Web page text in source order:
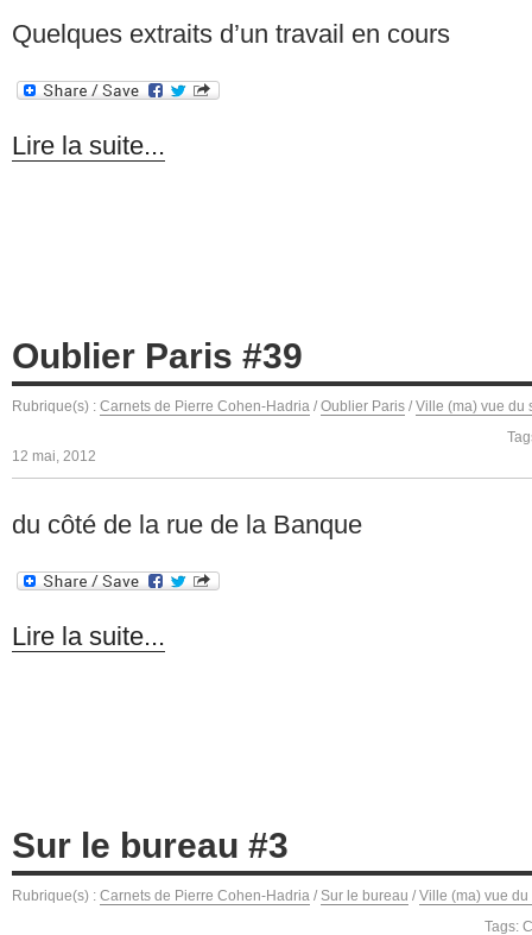
Quelques extraits d’un travail en cours
Lire la suite...
Oublier Paris #39
Rubrique(s) : Carnets de Pierre Cohen-Hadria / Oublier Paris / Ville (ma) vue du
12 mai, 2012
du côté de la rue de la Banque
Lire la suite...
Sur le bureau #3
Rubrique(s) : Carnets de Pierre Cohen-Hadria / Sur le bureau / Ville (ma) vue du
Tags: